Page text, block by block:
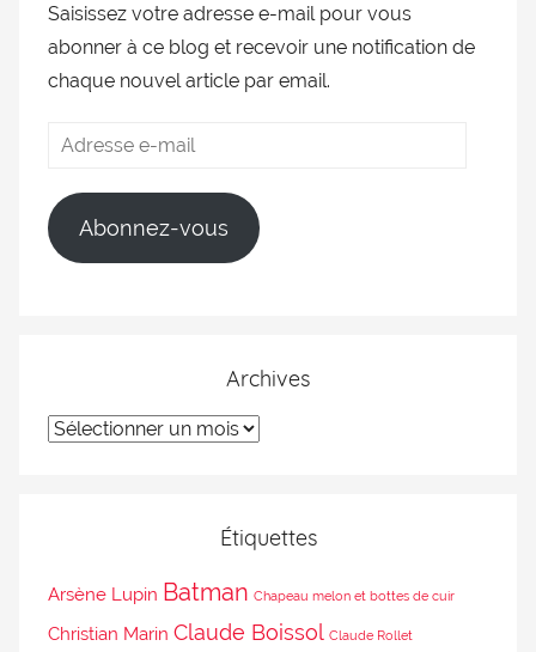
Saisissez votre adresse e-mail pour vous
abonner à ce blog et recevoir une notification de
chaque nouvel article par email.
Abonnez-vous
Archives
Étiquettes
Arsène Lupin Batman Chapeau melon et bottes de cuir
Christian Marin Claude Boissol Claude Rollet